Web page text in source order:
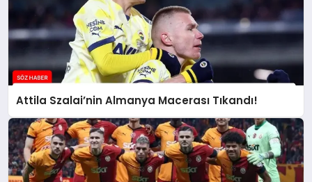
Attila Szalai’nin Almanya Macerası Tıkandı!